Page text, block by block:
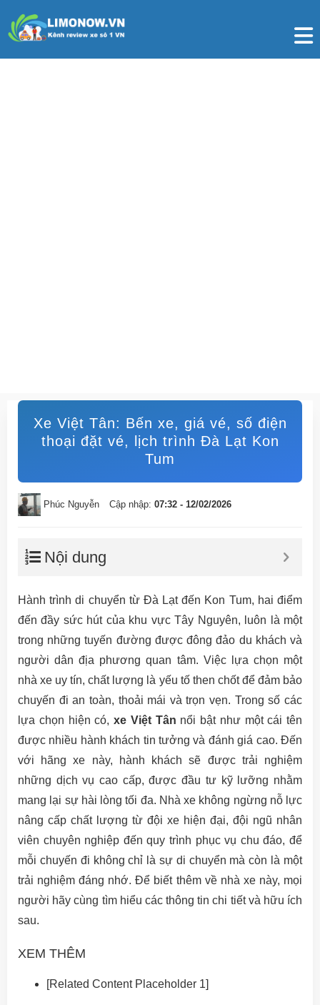
Xe Việt Tân: Bến xe, giá vé, số điện
thoại đặt vé, lịch trình Đà Lạt Kon
Tum
Phúc Nguyễn Cập nhập: 07:32 - 12/02/2026
Nội dung
Hành trình di chuyển từ Đà Lạt đến Kon Tum, hai điểm
đến đầy sức hút của khu vực Tây Nguyên, luôn là một
trong những tuyến đường được đông đảo du khách và
người dân địa phương quan tâm. Việc lựa chọn một
nhà xe uy tín, chất lượng là yếu tố then chốt để đảm bảo
chuyến đi an toàn, thoải mái và trọn vẹn. Trong số các
lựa chọn hiện có, xe Việt Tân nổi bật như một cái tên
được nhiều hành khách tin tưởng và đánh giá cao. Đến
với hãng xe này, hành khách sẽ được trải nghiệm
những dịch vụ cao cấp, được đầu tư kỹ lưỡng nhằm
mang lại sự hài lòng tối đa. Nhà xe không ngừng nỗ lực
nâng cấp chất lượng từ đội xe hiện đại, đội ngũ nhân
viên chuyên nghiệp đến quy trình phục vụ chu đáo, để
mỗi chuyến đi không chỉ là sự di chuyển mà còn là một
trải nghiệm đáng nhớ. Để biết thêm về nhà xe này, mọi
người hãy cùng tìm hiểu các thông tin chi tiết và hữu ích
sau.
XEM THÊM
[Related Content Placeholder 1]